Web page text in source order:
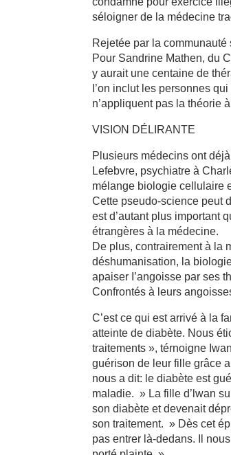
séloigner de la médecine
Rejetée par la
Pour Sandrine Mathen, du
y aurait une centaine de
I’on inclut les personnes
n’appliquent pas la théorie
VISION DÉLIRANTE
Plusieurs médecins ont
Lefebvre, psychiatre à
mélange biologie cellulaire
Cette pseudo-science peut
est d’autant plus important
étrangères à la médecine.
De plus, contrairement à la
déshumanisation, la
apaiser I’angoisse par ses
Confrontés à leurs
C’est ce qui est arrivé à la
atteinte de diabète. Nous
traitements », térnoigne
guérison de leur fille grâce
nous a dit: le diabète est
maladie. » La fille d’lwan
son diabète et devenait
son traitement. » Dès cet
pas entrer là-dedans. Il